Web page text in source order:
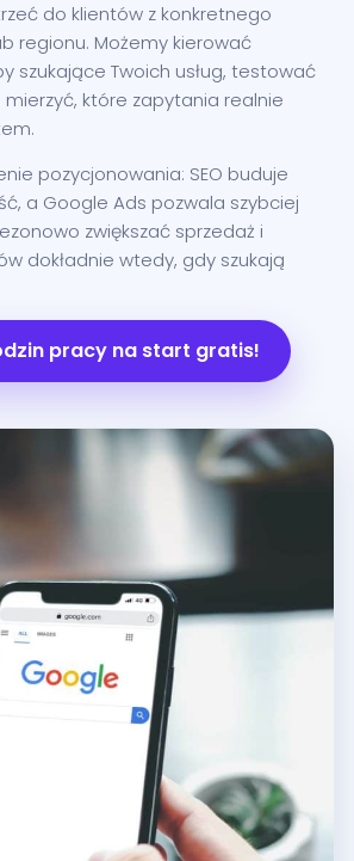
do klientów z konkretnego
regionu. Możemy kierować
szukające Twoich usług, testować
mierzyć, które zapytania realnie
pozycjonowania: SEO buduje
a Google Ads pozwala szybciej
zwiększać sprzedaż i
dokładnie wtedy, gdy szukają
pracy na start gratis!